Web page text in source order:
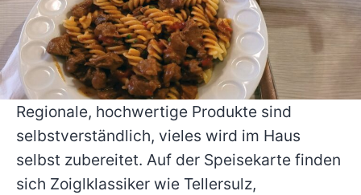
Regionale, hochwertige Produkte sind
selbstverständlich, vieles wird im Haus
selbst zubereitet. Auf der Speisekarte finden
sich Zoiglklassiker wie Tellersulz,